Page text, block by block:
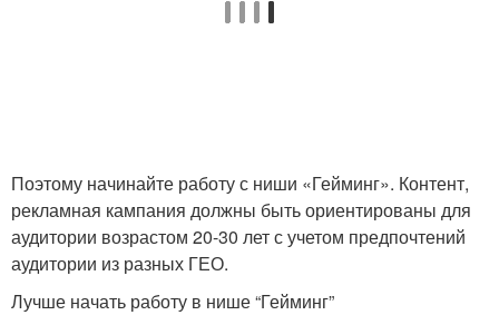
Поэтому начинайте работу с ниши «Гейминг». Контент,
рекламная кампания должны быть ориентированы для
аудитории возрастом 20-30 лет с учетом предпочтений
аудитории из разных ГЕО.
Лучше начать работу в нише “Гейминг”